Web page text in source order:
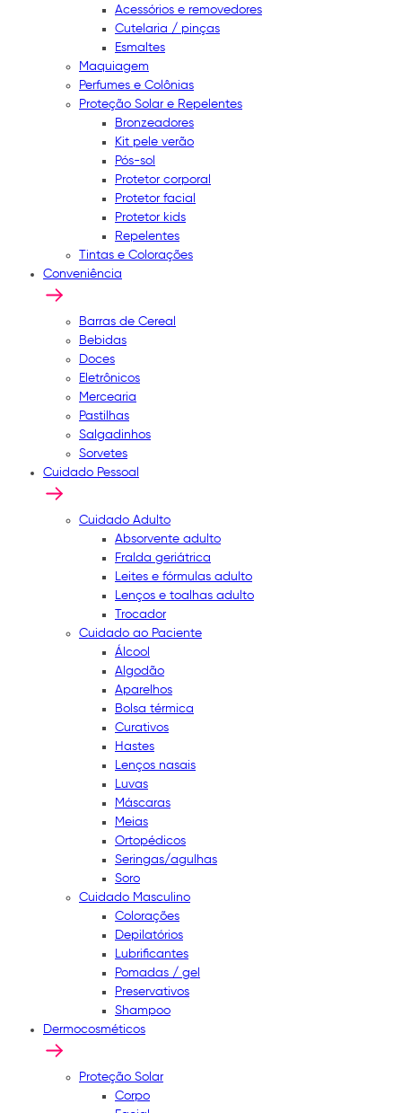
Acessórios e removedores
Cutelaria / pinças
Esmaltes
Maquiagem
Perfumes e Colônias
Proteção Solar e Repelentes
Bronzeadores
Kit pele verão
Pós-sol
Protetor corporal
Protetor facial
Protetor kids
Repelentes
Tintas e Colorações
Conveniência
Barras de Cereal
Bebidas
Doces
Eletrônicos
Mercearia
Pastilhas
Salgadinhos
Sorvetes
Cuidado Pessoal
Cuidado Adulto
Absorvente adulto
Fralda geriátrica
Leites e fórmulas adulto
Lenços e toalhas adulto
Trocador
Cuidado ao Paciente
Álcool
Algodão
Aparelhos
Bolsa térmica
Curativos
Hastes
Lenços nasais
Luvas
Máscaras
Meias
Ortopédicos
Seringas/agulhas
Soro
Cuidado Masculino
Colorações
Depilatórios
Lubrificantes
Pomadas / gel
Preservativos
Shampoo
Dermocosméticos
Proteção Solar
Corpo